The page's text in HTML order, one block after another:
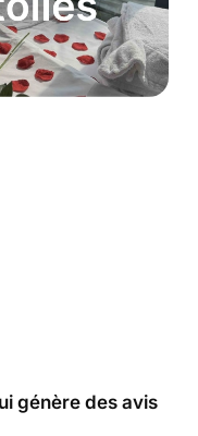
génère des avis